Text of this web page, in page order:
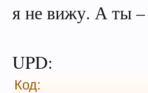
я не вижу. А ты
UPD:
Код: